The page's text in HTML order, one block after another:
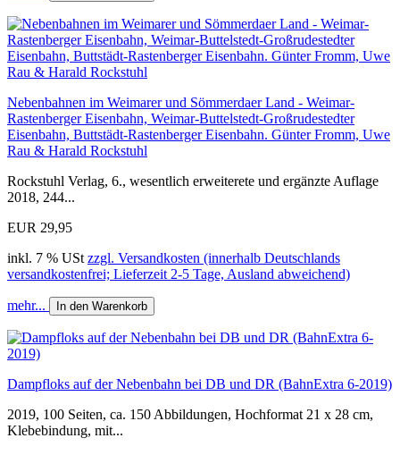
Nebenbahnen im Weimarer und Sömmerdaer Land - Weimar-
Rastenberger Eisenbahn, Weimar-Buttelstedt-Großrudestedter
Eisenbahn, Buttstädt-Rastenberger Eisenbahn. Günter Fromm, Uwe
Rau & Harald Rockstuhl
Rockstuhl Verlag, 6., wesentlich erweiterete und ergänzte Auflage
2018, 244...
EUR 29,95
inkl. 7 % USt zzgl. Versandkosten (innerhalb Deutschlands
versandkostenfrei; Lieferzeit 2-5 Tage, Ausland abweichend)
mehr... In den Warenkorb
Dampfloks auf der Nebenbahn bei DB und DR (BahnExtra 6-2019)
2019, 100 Seiten, ca. 150 Abbildungen, Hochformat 21 x 28 cm,
Klebebindung, mit...